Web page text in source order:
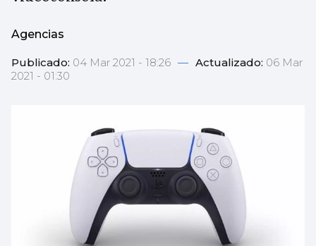
Agencias
Publicado: 04 Mar 2021 - 18:26 — Actualizado: 06 Mar
2021 - 01:30